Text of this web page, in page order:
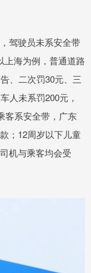
驾驶员未系安全带
上海为例，普通道路
、二次罚30元、三
人未系罚200元，
客系安全带，广东
；12周岁以下儿童
机与乘客均会受